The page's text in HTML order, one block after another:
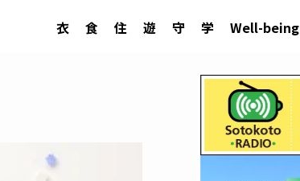
衣 食 住 遊 守 学 Well-being